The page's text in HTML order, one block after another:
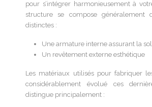
pour s’intégrer harmonieusement à
structure se compose généralement
distinctes :
Une armature interne assurant la
Un revêtement externe esthétique
Les matériaux utilisés pour fabriquer
considérablement évolué ces
distingue principalement :